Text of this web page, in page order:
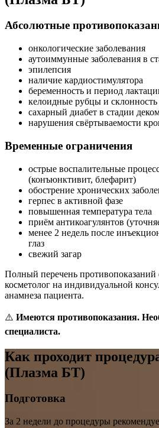
Абсолютные
онкологические заболевания
аутоиммунные заболевания в
эпилепсия
наличие кардиостимулятора
беременность и период
келоидные рубцы и
сахарный диабет в стадии
нарушения свёртываемости
Временные ограничения
острые воспалительные
(конъюнктивит, блефарит)
обострение хронических
герпес в активной фазе
повышенная температура тела
приём антикоагулянтов
менее 2 недель после
глаз
свежий загар
Полный перечень противопоказаний
косметолог на индивидуальной
анамнеза пациента.
⚠️ Имеются противопоказания.
специалиста.
Как проходит
(Плазма БТ)
Подготовка
За 2 недели до процедуры